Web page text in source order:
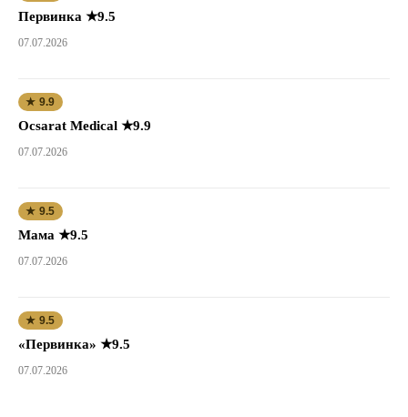
Первинка ★9.5
07.07.2026
★ 9.9
Ocsarat Medical ★9.9
07.07.2026
★ 9.5
Мама ★9.5
07.07.2026
★ 9.5
«Первинка» ★9.5
07.07.2026